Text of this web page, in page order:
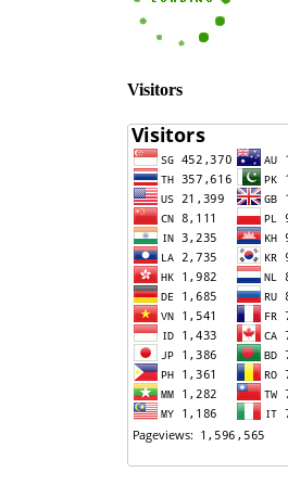
Visitors